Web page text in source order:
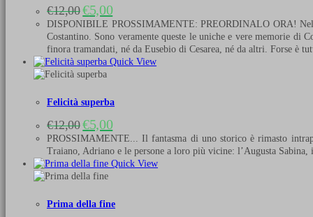
€12,00Il
prezzo
originale
era:
€12,00.
€5,00Il
prezzo
attuale
è:
€5,00.
DISPONIBILE PROSSIMAMENTE: PREORDINALO ORA!
Costantino. Sono veramente queste le uniche e vere memorie di
finora tramandati, né da Eusebio di Cesarea, né da altri. Forse è
Quick View
Felicità superba
€12,00Il
prezzo
originale
era:
€12,00.
€5,00Il
prezzo
attuale
è:
€5,00.
PROSSIMAMENTE... Il fantasma di uno storico è rimasto
Traiano, Adriano e le persone a loro più vicine: l’Augusta
Quick View
Prima della fine